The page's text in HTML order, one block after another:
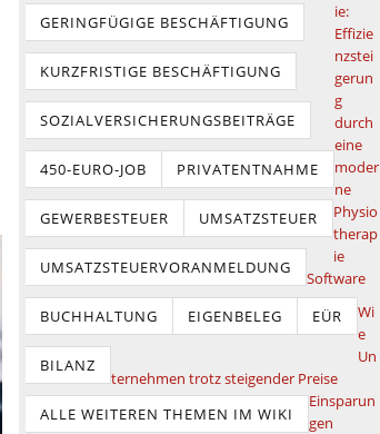
GERINGFÜGIGE BESCHÄFTIGUNG
KURZFRISTIGE BESCHÄFTIGUNG
SOZIALVERSICHERUNGSBEITRÄGE
450-EURO-JOB PRIVATENTNAHME
GEWERBESTEUER UMSATZSTEUER
UMSATZSTEUERVORANMELDUNG
BUCHHALTUNG EIGENBELEG EÜR
BILANZ
ALLE WEITEREN THEMEN IM WIKI
ie:
Effizie
nzstei
gerun
g
durch
eine
moder
ne
Physio
therap
ie
Software
Wi
e
Un
ternehmen trotz steigender Preise
Einsparun
gen